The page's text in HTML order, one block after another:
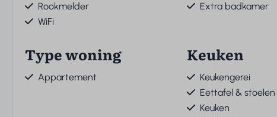
Rookmelder
WiFi
Extra badkamer
Type woning
Appartement
Keuken
Keukengerei
Eettafel & stoelen
Keuken